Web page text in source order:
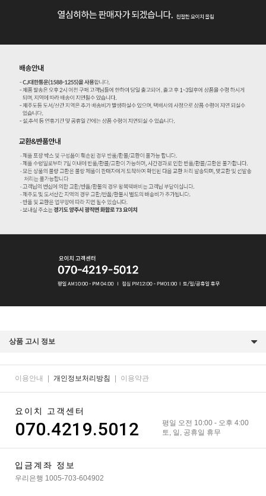
상품 고시 정보
이용안내 | 개인정보처리방침 | 이용약관
요이치 고객센터
070.4219.5012
평일 오전 10:00 - 오후 4:00
토, 일, 공휴일 휴무
입금계좌 정보
우리은행 1005-703-604902